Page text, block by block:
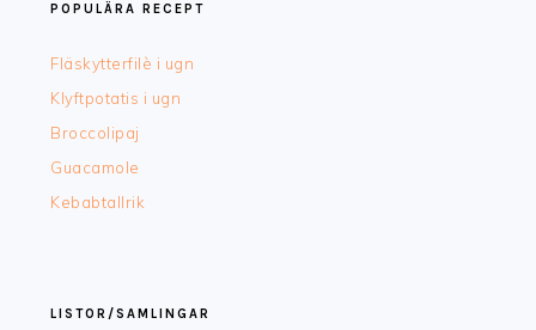
POPULÄRA RECEPT
Fläskytterfilè i ugn
Klyftpotatis i ugn
Broccolipaj
Guacamole
Kebabtallrik
LISTOR/SAMLINGAR